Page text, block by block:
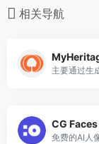
相关导航
主要通过生
CG Faces
免费的AI人